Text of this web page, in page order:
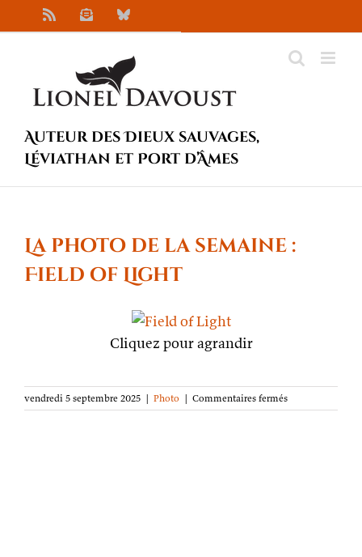
au
NewsletterBluesky
Auteur des Dieux sauvages,
Léviathan et Port d’Âmes
La photo de la semaine :
Field of Light
Cliquez pour agrandir
vendredi 5 septembre 2025 | Photo | Commentaires ferméssur
La